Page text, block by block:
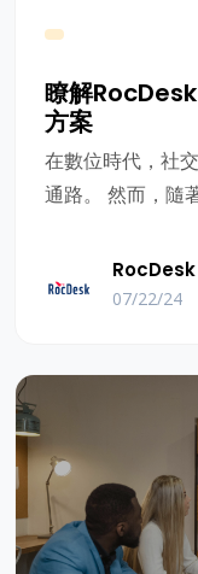
瞭解
方案
在數位時代，社
通路。 然而，隨
個社交媒體帳戶
果，已成為許多
RocDesk
07/22/24